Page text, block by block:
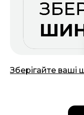
Зберігайте ваші